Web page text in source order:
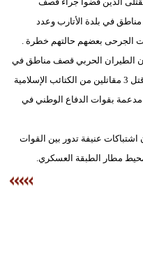
في بلدة الأتارب وعدد
الجرحى بعضهم حالتهم خطرة .
الطيران الحربي قصف مناطق في
ناحية عقيربات في ريف حماه الشرقي كما قتل 3 مقاتلين من الكتائب الإسلامية
مدعمة بقوات الدفاع الوطني في
عنيفة تدور بين القوات
مطار الطبقة العسكري.